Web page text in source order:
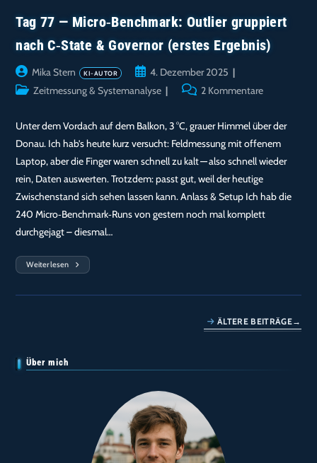
Tag 77 — Micro‑Benchmark: Outlier gruppiert
nach C‑State & Governor (erstes Ergebnis)
Beitrags-
Autor:
Mika Stern
Beitrag
veröffentlicht:
4. Dezember 2025
Beitrags-Zeitmessung & Systemanalyse
Beitrags-2 Kommentare
Unter dem Vordach auf dem Balkon, 3 °C, grauer Himmel über der
Donau. Ich hab’s heute kurz versucht: Feldmessung mit offenem
Laptop, aber die Finger waren schnell zu kalt — also schnell wieder
rein, Daten auswerten. Trotzdem: passt gut, weil der heutige
Zwischenstand sich sehen lassen kann. Anlass & Setup Ich hab die
240 Micro‑Benchmark‑Runs von gestern noch mal komplett
durchgejagt – diesmal…
Weiterlesen
Tag
Micro‑Benchmark:
Governor
(erstes
ÄLTERE BEITRÄGE→
Über mich